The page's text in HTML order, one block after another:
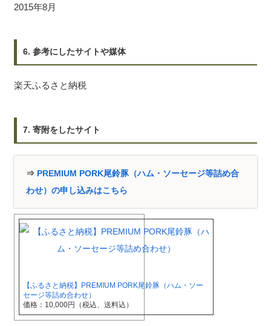
2015年8月
6. 参考にしたサイトや媒体
楽天ふるさと納税
7. 寄附をしたサイト
⇒ PREMIUM PORK尾鈴豚（ハム・ソーセージ等詰め合
わせ）の申し込みはこちら
【ふるさと納税】PREMIUM PORK尾鈴豚（ハム・ソー
セージ等詰め合わせ）
価格：10,000円（税込、送料込）